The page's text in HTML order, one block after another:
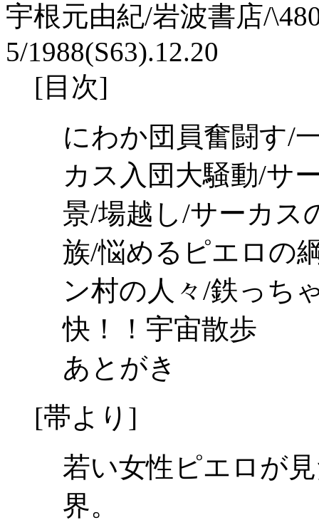
宇根元由紀/岩波書店/
5/1988(S63).12.20
[目次]
にわか団員奮闘す/
カス入団大騒動/サ
景/場越し/サーカス
族/悩めるピエロの
ン村の人々/鉄っち
快！！宇宙散歩
あとがき
[帯より]
若い女性ピエロが
界。